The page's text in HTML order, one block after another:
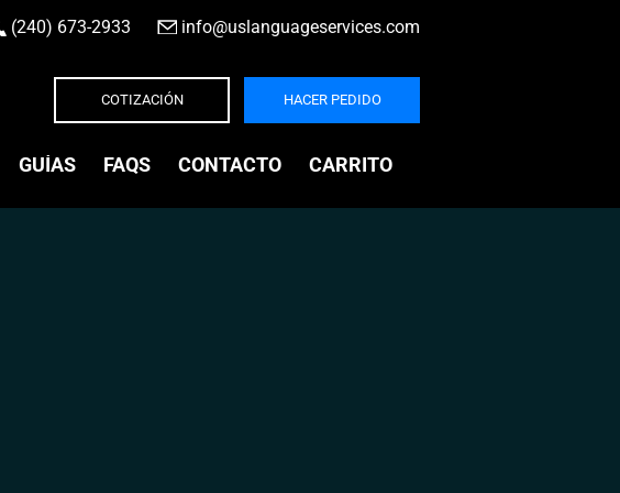
(240) 673-2933 info@uslanguageservices.com
COTIZACIÓN HACER PEDIDO
GUÍAS FAQS CONTACTO CARRITO